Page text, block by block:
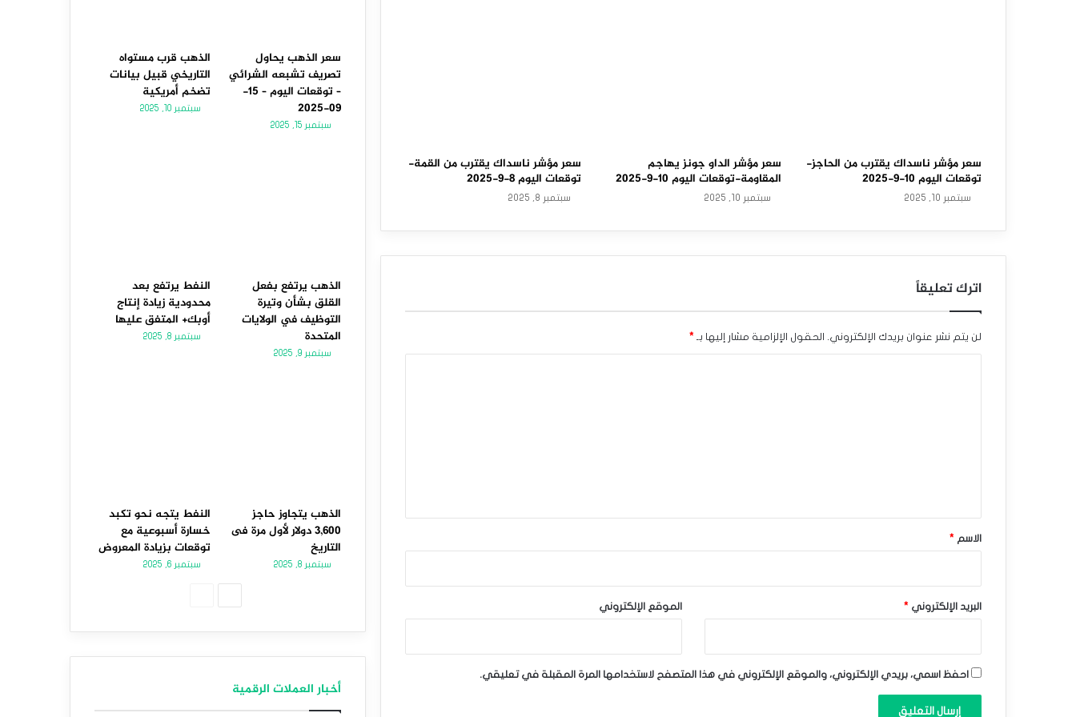
ل
أ
م
ر
ي
ك
ي
ت
أ
ث
ي
ر
ا
ل
سعر مؤشر ناسداك يقترب من الحاجز-
توقعات اليوم 10-9-2025
سبتمبر 10, 2025
سعر مؤشر الداو جونز يهاجم
المقاومة-توقعات اليوم 10-9-2025
سبتمبر 10, 2025
سعر مؤشر ناسداك يقترب من القمة-
توقعات اليوم 8-9-2025
سبتمبر 8, 2025
اترك تعليقاً
لن يتم نشر عنوان بريدك الإلكتروني. الحقول الإلزامية مشار إليها بـ *
*الاسم *
البريد الإلكتروني * الموقع الإلكتروني
احفظ اسمي، بريدي الإلكتروني، والموقع الإلكتروني في هذا المتصفح لاستخدامها المرة المقبلة في تعليقي.
سعر الذهب يحاول
تصريف تشبعه الشرائي
– توقعات اليوم – 15-
09-2025
سبتمبر 15, 2025
الذهب قرب مستواه
التاريخي قبيل بيانات
تضخم أمريكية
سبتمبر 10, 2025
الذهب يرتفع بفعل
القلق بشأن وتيرة
التوظيف في الولايات
المتحدة
سبتمبر 9, 2025
النفط يرتفع بعد
محدودية زيادة إنتاج
أوبك+ المتفق عليها
سبتمبر 8, 2025
الذهب يتجاوز حاجز
3,600 دولار لأول مرة فى
التاريخ
سبتمبر 8, 2025
النفط يتجه نحو تكبد
خسارة أسبوعية مع
توقعات بزيادة المعروض
سبتمبر 6, 2025
أخبار العملات الرقمية